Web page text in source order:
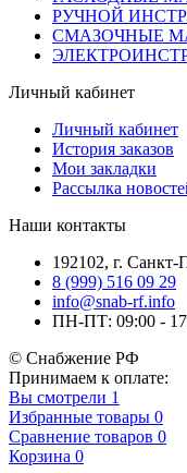
РУЧНОЙ
СМАЗОЧНЫЕ
Личный кабинет
Личный кабинет
История заказов
Мои закладки
Рассылка
Наши контакты
192102, г. Санкт-
8 (999) 516 09 29
info@snab-rf.info
ПН-ПТ: 09:00 -
© Снабжение РФ
Принимаем к оплате:
Вы смотрели 1
Избранные товары 0
Сравнение товаров 0
Корзина 0